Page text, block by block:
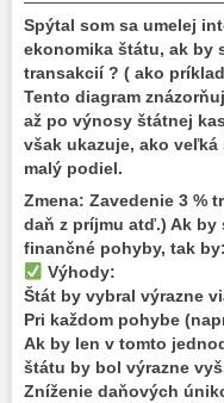
Spýtal som sa umelej
ekonomika štátu, ak by
transakcií ? ( ako
Tento diagram
až po výnosy štátnej
však ukazuje, ako
malý podiel.
Zmena: Zavedenie 3 %
daň z príjmu atď.) Ak by
finančné pohyby, tak by:
Výhody:
Štát by vybral výrazne
Pri každom pohybe
Ak by len v tomto
štátu by bol výrazne
Zníženie daňových